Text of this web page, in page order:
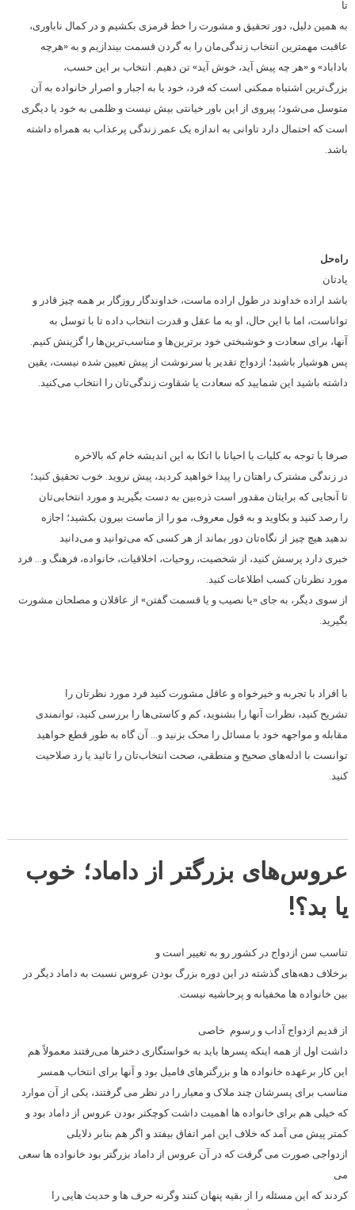
تا
به همین دلیل، دور تحقیق و مشورت را خط قرمزی بکشیم و در کمال ناباوری،
عاقبت مهمترین انتخاب زندگی‌مان را به گردن قسمت بیندازیم و به «هرچه
باداباد» و «هر چه پیش آید، خوش آید» تن دهیم. انتخاب بر این حسب،
بزرگ‌ترین اشتباه ممکنی است که فرد، خود یا به اجبار و اصرار خانواده به آن
متوسل می‌شود؛ پیروی از این باور خیانتی بیش نیست و ظلمی به خود یا دیگری
است که احتمال دارد تاوانی به اندازه یک عمر زندگی پرعذاب به همراه داشته
باشد.
راه‌حل
یادتان
باشد اراده خداوند در طول اراده ماست، خداوندگار روزگار بر همه چیز قادر و
تواناست، اما با این حال، او به ما عقل و قدرت انتخاب داده تا با توسل به
آنها، برای سعادت و خوشبختی خود برترین‌ها و مناسب‌ترین‌ها را گزینش کنیم.
پس هوشیار باشید؛ ازدواج تقدیر یا سرنوشت از پیش تعیین شده نیست، یقین
داشته باشید این شمایید که سعادت یا شقاوت زندگی‌تان را انتخاب می‌کنید.
صرفا با توجه به کلیات یا احیانا با اتکا به این اندیشه خام که بالاخره
در زندگی مشترک راهتان را پیدا خواهید کردید، پیش نروید. خوب تحقیق کنید؛
تا آنجایی که برایتان مقدور است ذره‌بین به دست بگیرید و مورد انتخابی‌تان
را رصد کنید و بکاوید و به قول معروف، مو را از ماست بیرون بکشید؛ اجازه
ندهید هیچ چیز از نگاه‌تان دور بماند از هر کسی که می‌توانید و می‌دانید
خبری دارد پرسش کنید، از شخصیت، روحیات، اخلاقیات، خانواده، فرهنگ و… فرد
مورد نظرتان کسب اطلاعات کنید.
از سوی دیگر، به جای «یا نصیب و یا قسمت گفتن» از عاقلان و مصلحان مشورت
بگیرید.
با افراد با تجربه و خیرخواه و عاقل مشورت کنید فرد مورد نظرتان را
تشریح کنید، نظرات آنها را بشنوید، کم و کاستی‌ها را بررسی کنید، توانمندی
مقابله و مواجهه خود با مسائل را محک بزنید و… آن گاه به طور قطع خواهید
توانست با ادله‌های صحیح و منطقی، صحت انتخاب‌تان را تائید یا رد صلاحیت
کنید.
عروس‌های بزرگتر از داماد؛ خوب
یا بد؟!
تناسب سن ازدواج در کشور رو به تغییر است و
برخلاف دهه‌های گذشته در این دوره بزرگ بودن عروس نسبت به داماد دیگر در
بین خانواده ها مخفیانه و پرحاشیه نیست.
از قدیم ازدواج آداب و رسوم خاصی
داشت اول از همه اینکه پسرها باید به خواستگاری دخترها می‌رفتند معمولاً هم
این کار برعهده خانواده ها و بزرگترهای فامیل بود و آنها برای انتخاب همسر
مناسب برای پسرشان چند ملاک و معیار را در نظر می گرفتند، یکی از آن موارد
که خیلی هم برای خانواده ها اهمیت داشت کوچکتر بودن عروس از داماد بود و
کمتر پیش می آمد که خلاف این امر اتفاق بیفتد و اگر هم بنابر دلایلی
ازدواجی صورت می گرفت که در آن عروس از داماد بزرگتر بود خانواده ها سعی
می
کردند که این مسئله را از بقیه پنهان کنند وگرنه حرف ها و حدیث هایی را